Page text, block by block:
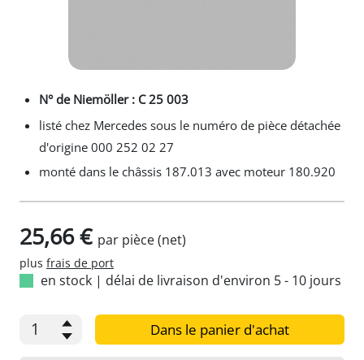
N° de Niemöller : C 25 003
listé chez Mercedes sous le numéro de pièce détachée
d'origine 000 252 02 27
monté dans le châssis 187.013 avec moteur 180.920
25,66 € par pièce (net)
plus frais de port
en stock | délai de livraison d'environ 5 - 10 jours
Dans le panier d'achat